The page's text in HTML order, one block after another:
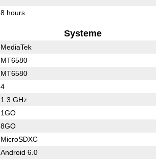
8 hours
Systeme
MediaTek
MT6580
MT6580
4
1.3 GHz
1GO
8GO
MicroSDXC
Android 6.0